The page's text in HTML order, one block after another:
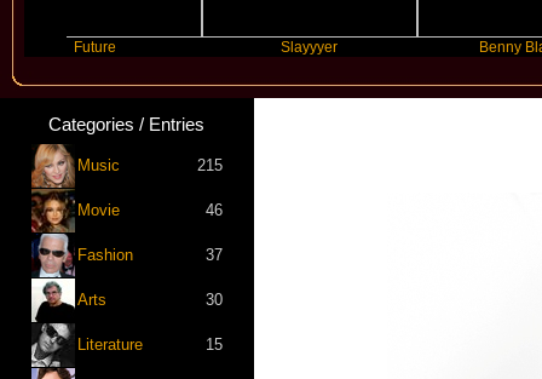
Benny Blanco
Categories / Entries
Music 215
Movie 46
Fashion 37
Arts 30
Literature 15